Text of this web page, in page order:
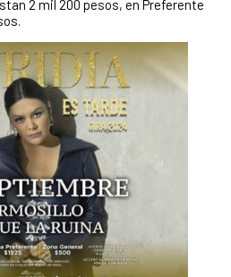
2 mil 200 pesos, en Preferente